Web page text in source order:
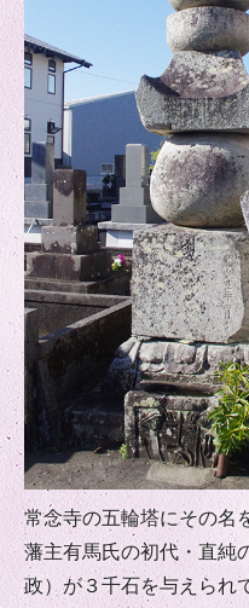
お問い合わせ・アクセ
常念寺の五輪塔にその名
藩主有馬氏の初代・直純
政）が３千石を与えられ